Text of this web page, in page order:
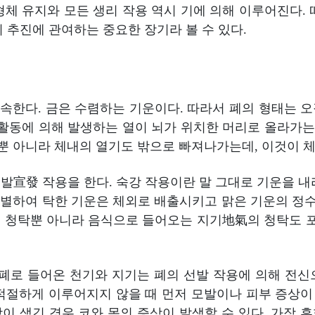
유지와 모든 생리 작용 역시 기에 의해 이루어진다.
진에 관여하는 중요한 장기라 볼 수 있다.
한다. 금은 수렴하는 기운이다. 따라서 폐의 형태는
동에 의해 발생하는 열이 뇌가 위치한 머리로 올라가
아니라 체내의 열기도 밖으로 빠져나가는데, 이것이
宣發 작용을 한다. 숙강 작용이란 말 그대로 기운을
하여 탁한 기운은 체외로 배출시키고 맑은 기운의 정
탁뿐 아니라 음식으로 들어오는 지기地氣의 청탁도
로 들어온 천기와 지기는 폐의 선발 작용에 의해 전
하게 이루어지지 않을 때 먼저 모발이나 피부 증상